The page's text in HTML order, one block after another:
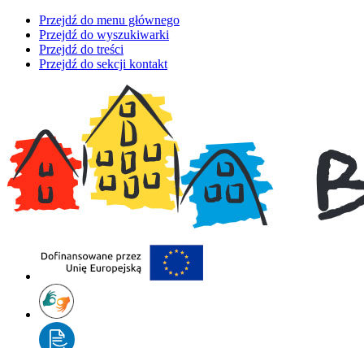
Przejdź do menu głównego
Przejdź do wyszukiwarki
Przejdź do treści
Przejdź do sekcji kontakt